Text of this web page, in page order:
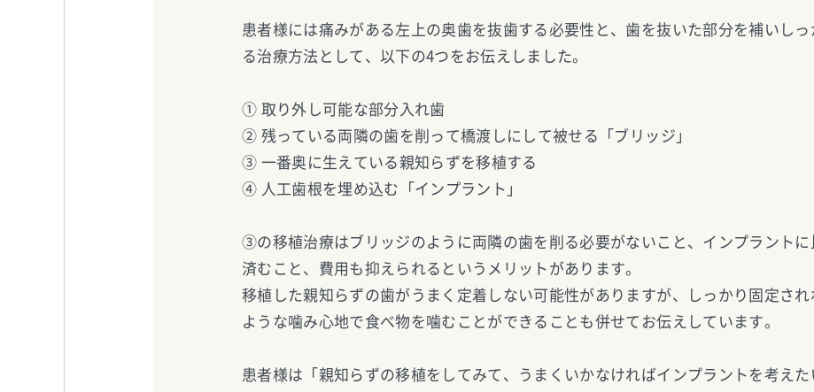
患者様には痛みがある左上の奥歯を抜歯する必要性と、歯を抜いた部分を補いし
る治療方法として、以下の4つをお伝えしました。
① 取り外し可能な部分入れ歯
② 残っている両隣の歯を削って橋渡しにして被せる「ブリッジ」
③ 一番奥に生えている親知らずを移植する
④ 人工歯根を埋め込む「インプラント」
③の移植治療はブリッジのように両隣の歯を削る必要がないこと、インプラントに
済むこと、費用も抑えられるというメリットがあります。
移植した親知らずの歯がうまく定着しない可能性がありますが、しっかり固定され
ような噛み心地で食べ物を噛むことができることも併せてお伝えしています。
患者様は「親知らずの移植をしてみて、うまくいかなければインプラントを考え